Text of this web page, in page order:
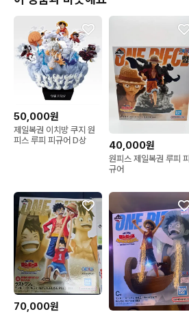
50,000원
제일복권 이치방 쿠지 원
피스 루피 피규어 D상
40,000원
원피스 제일복권 루피 피
규어
70,000원